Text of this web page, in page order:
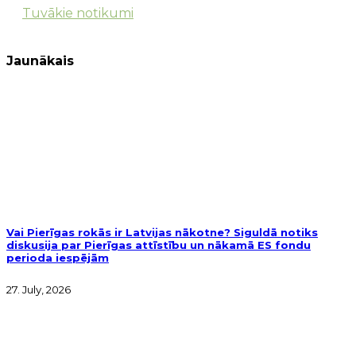
Tuvākie notikumi
Jaunākais
Vai Pierīgas rokās ir Latvijas nākotne? Siguldā notiks
diskusija par Pierīgas attīstību un nākamā ES fondu
perioda iespējām
27. July, 2026